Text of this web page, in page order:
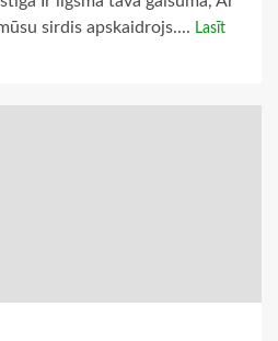
sirdis apskaidrojs.... Lasīt